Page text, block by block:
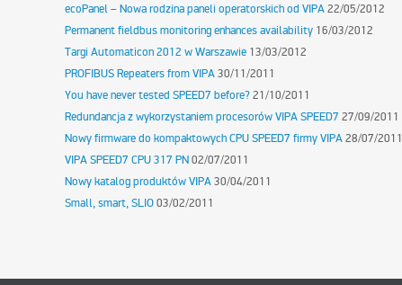
ecoPanel – Nowa rodzina paneli operatorskich od VIPA22/05/2012
Permanent fieldbus monitoring enhances availability 16/03/2012
Targi Automaticon 2012 w Warszawie 13/03/2012
PROFIBUS Repeaters from VIPA30/11/2011
You have never tested SPEED7 before?21/10/2011
Redundancja z wykorzystaniem procesorów VIPA SPEED7 27/09/2011
Nowy firmware do kompaktowych CPU SPEED7 firmy VIPA28/07/2011
VIPA SPEED7 CPU 317 PN02/07/2011
Nowy katalog produktów VIPA30/04/2011
Small, smart, SLIO03/02/2011